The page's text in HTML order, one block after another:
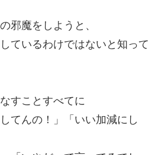
邪魔をしようと、
ているわけではないと知って
すことすべてに
てんの！」「いい加減にし